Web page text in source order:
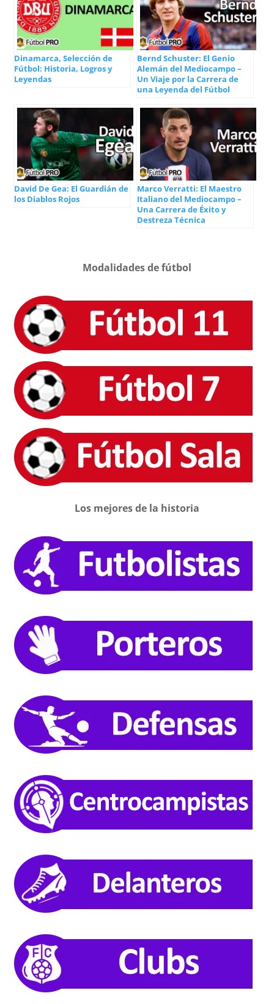
Dinamarca, Selección de
Fútbol: Historia, Logros y
Leyendas
Bernd Schuster: El Genio
Alemán del Mediocampo –
Un Viaje por la Carrera de
una Leyenda del Fútbol
David De Gea: El Guardián de
los Diablos Rojos
Marco Verratti: El Maestro
Italiano del Mediocampo –
Una Carrera de Éxito y
Destreza Técnica
Modalidades de fútbol
Los mejores de la historia